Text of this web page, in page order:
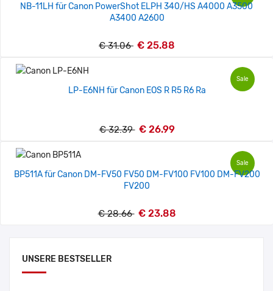
UNSERE BESTSELLER
NB-11LH für Canon PowerShot ELPH 340/HS A4000 A3500
A3400 A2600
€ 31.06 € 25.88
Sale
LP-E6NH für Canon EOS R R5 R6 Ra
€ 32.39 € 26.99
Sale
BP511A für Canon DM-FV50 FV50 DM-FV100 FV100 DM-FV200
FV200
€ 28.66 € 23.88